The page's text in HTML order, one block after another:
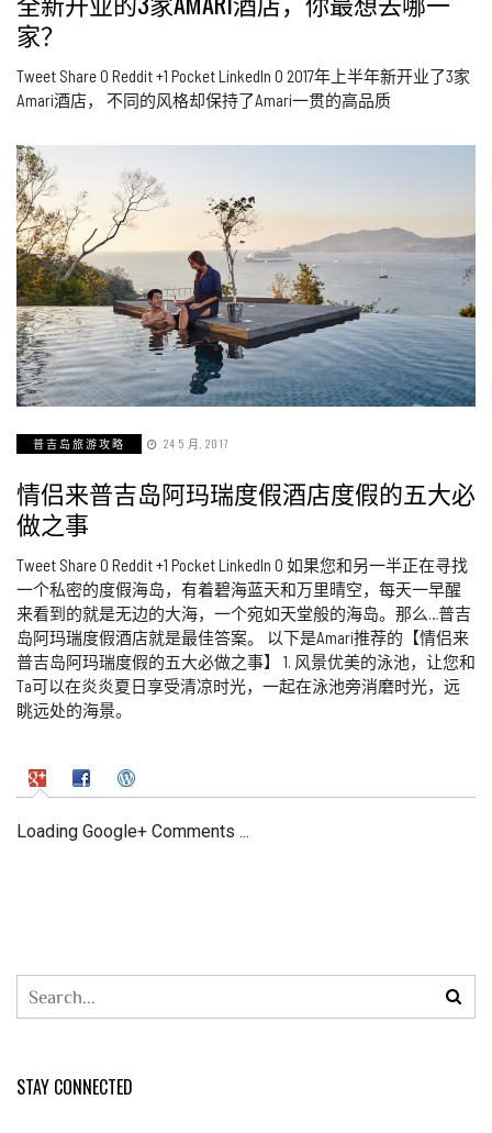
家？
Tweet Share 0 Reddit +1 Pocket LinkedIn 0 2017年上半年新开业了3家
Amari酒店， 不同的风格却保持了Amari一贯的高品质
普吉岛旅游攻略 24 5 月, 2017
情侣来普吉岛阿玛瑞度假酒店度假的五大必
做之事
Tweet Share 0 Reddit +1 Pocket LinkedIn 0 如果您和另一半正在寻找
一个私密的度假海岛，有着碧海蓝天和万里晴空，每天一早醒
来看到的就是无边的大海，一个宛如天堂般的海岛。那么…普吉
岛阿玛瑞度假酒店就是最佳答案。 以下是Amari推荐的【情侣来
普吉岛阿玛瑞度假的五大必做之事】 1. 风景优美的泳池，让您和
Ta可以在炎炎夏日享受清凉时光，一起在泳池旁消磨时光，远
眺远处的海景。
Loading Google+ Comments ...
STAY CONNECTED